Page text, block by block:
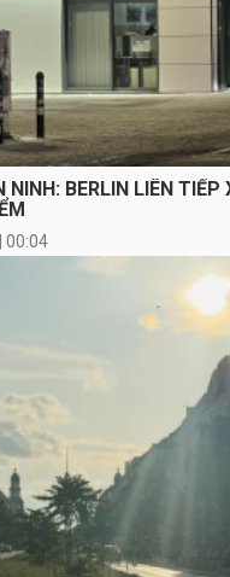
NINH: BERLIN LIÊN TIẾP
00:04